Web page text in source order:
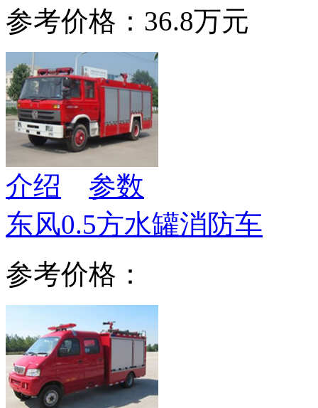
参考价格：36.8万元
介绍
参数
东风0.5方水罐消防车
参考价格：